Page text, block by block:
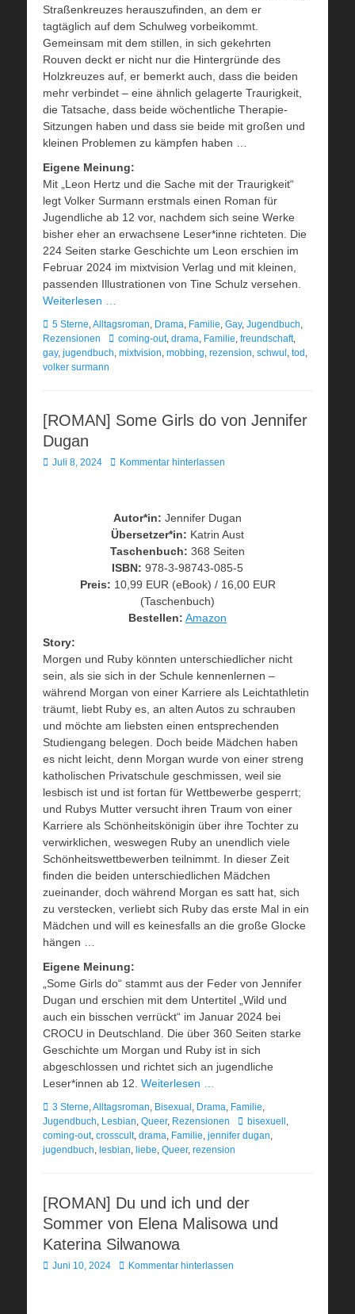
Straßenkreuzes herauszufinden, an dem er
tagtäglich auf dem Schulweg vorbeikommt.
Gemeinsam mit dem stillen, in sich gekehrten
Rouven deckt er nicht nur die Hintergründe des
Holzkreuzes auf, er bemerkt auch, dass die beiden
mehr verbindet – eine ähnlich gelagerte Traurigkeit,
die Tatsache, dass beide wöchentliche Therapie-
Sitzungen haben und dass sie beide mit großen und
kleinen Problemen zu kämpfen haben …
Eigene Meinung:
Mit „Leon Hertz und die Sache mit der Traurigkeit“
legt Volker Surmann erstmals einen Roman für
Jugendliche ab 12 vor, nachdem sich seine Werke
bisher eher an erwachsene Leser*inne richteten. Die
224 Seiten starke Geschichte um Leon erschien im
Februar 2024 im mixtvision Verlag und mit kleinen,
passenden Illustrationen von Tine Schulz versehen.
Weiterlesen …
Kategorien
5 Sterne,Alltagsroman, Drama, Familie, Gay, Jugendbuch,
Rezensionen
Schlagworte
coming-out, drama, Familie, freundschaft,
gay, jugendbuch, mixtvision, mobbing, rezension, schwul , tod ,
volker surmann
[ROMAN] Some Girls do von Jennifer
Dugan
Veröffentlicht
Juli 8, 2024 Kommentar hinterlassen
Autor*in: Jennifer Dugan
Übersetzer*in: Katrin Aust
Taschenbuch: 368 Seiten
ISBN: 978-3-98743-085-5
Preis: 10,99 EUR (eBook) / 16,00 EUR
(Taschenbuch)
Bestellen: Amazon
Story:
Morgen und Ruby könnten unterschiedlicher nicht
sein, als sie sich in der Schule kennenlernen –
während Morgan von einer Karriere als Leichtathletin
träumt, liebt Ruby es, an alten Autos zu schrauben
und möchte am liebsten einen entsprechenden
Studiengang belegen. Doch beide Mädchen haben
es nicht leicht, denn Morgan wurde von einer streng
katholischen Privatschule geschmissen, weil sie
lesbisch ist und ist fortan für Wettbewerbe gesperrt;
und Rubys Mutter versucht ihren Traum von einer
Karriere als Schönheitskönigin über ihre Tochter zu
verwirklichen, weswegen Ruby an unendlich viele
Schönheitswettbewerben teilnimmt. In dieser Zeit
finden die beiden unterschiedlichen Mädchen
zueinander, doch während Morgan es satt hat, sich
zu verstecken, verliebt sich Ruby das erste Mal in ein
Mädchen und will es keinesfalls an die große Glocke
hängen …
Eigene Meinung:
„Some Girls do“ stammt aus der Feder von Jennifer
Dugan und erschien mit dem Untertitel „Wild und
auch ein bisschen verrückt“ im Januar 2024 bei
CROCU in Deutschland. Die über 360 Seiten starke
Geschichte um Morgan und Ruby ist in sich
abgeschlossen und richtet sich an jugendliche
Leser*innen ab 12. Weiterlesen …
Kategorien
3 Sterne,Alltagsroman, Bisexual , Drama, Familie,
Jugendbuch, Lesbian, Queer, Rezensionen Schlagworte
bisexuell ,
coming-out, crosscult, drama, Familie, jennifer dugan,
jugendbuch, lesbian, liebe, Queer, rezension
[ROMAN] Du und ich und der
Sommer von Elena Malisowa und
Katerina Silwanowa
Veröffentlicht
Juni 10, 2024 Kommentar hinterlassen